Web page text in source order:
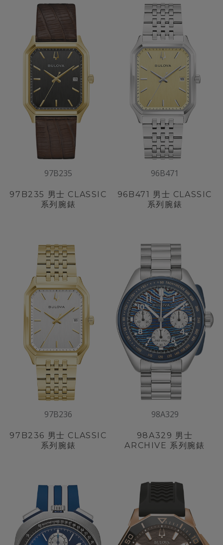
97B235
97B235 男士 CLASSIC
系列腕錶
96B471
96B471
男士 CLASSIC
系列腕錶
97B236
97B236 男士 CLASSIC
系列腕錶
98A329
98A329 男士
ARCHIVE 系列腕錶